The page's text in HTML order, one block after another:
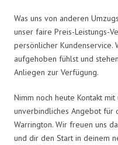
Was uns von anderen
unser faire Preis-Leistungs-
persönlicher Kundenservice.
aufgehoben fühlst und
Anliegen zur Verfügung.
Nimm noch heute Kontakt
unverbindliches Angebot für
Warrington. Wir freuen uns
und dir den Start in deinem